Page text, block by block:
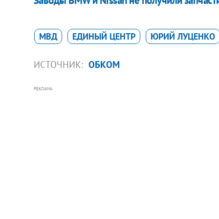
МВД ЕДИНЫЙ ЦЕНТР ЮРИЙ ЛУЦЕНКО
ИСТОЧНИК: ОБКОМ
РЕКЛАМА